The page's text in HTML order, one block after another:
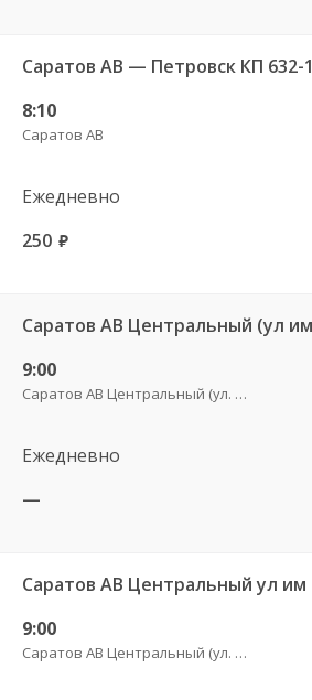
Саратов АВ — Петровск КП 632-1
8:10
Саратов АВ
Ежедневно
250 руб.
9:00
Саратов АВ Центральный (ул. им. Пугачева, 179 А)
Ежедневно
—
9:00
Саратов АВ Центральный (ул. им. Пугачева, 179 А)